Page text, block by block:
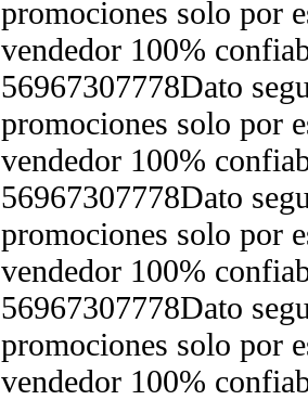
promociones solo por
vendedor 100%
56967307778Dato
promociones solo por
vendedor 100%
56967307778Dato
promociones solo por
vendedor 100%
56967307778Dato
promociones solo por
vendedor 100%